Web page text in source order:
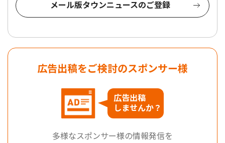
メール版タウンニュースのご登録
広告出稿をご検討のスポンサー様
広告出稿
しませんか？
多様なスポンサー様の情報発信を